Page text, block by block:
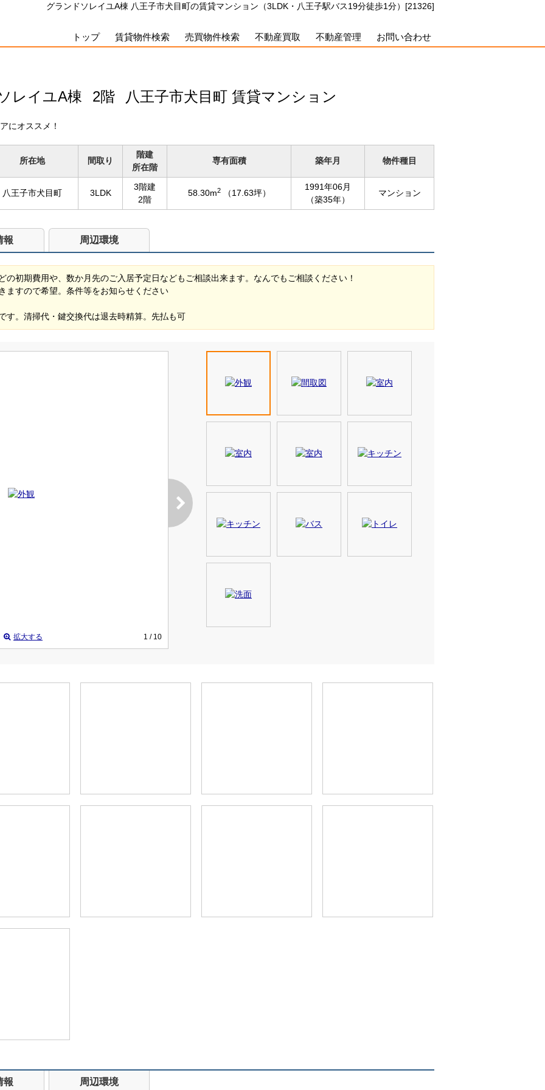
グランドソレイユA棟 八王子市犬目町の賃貸マンション（3LDK・八王子駅バス19分徒歩1分）[21326]
トップ 賃貸物件検索 売買物件検索 不動産買取 不動産管理 お問い合わせ
レイユA棟 2階 八王子市犬目町 賃貸マンション
にオススメ！
所在地 間取り
階建
所在階
専有面積 築年月 物件種目
八王子市犬目町 3LDK
3階建
2階
58.30m2 （17.63坪）
1991年06月
（築35年）
マンション
報 周辺環境
の初期費用や、数か月先のご入居予定日などもご相談出来ます。なんでもご相談ください！
ますので希望。条件等をお知らせください
す。清掃代・鍵交換代は退去時精算。先払も可
拡大する 1 / 10
報 周辺環境